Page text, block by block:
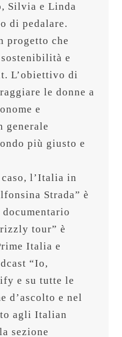
Silvia e Linda
di pedalare.
progetto che
e
L’obiettivo di
le donne a
e
generale
più giusto e
l’Italia in
Strada” è
tour” è
Italia e
“Io,
e su tutte le
d’ascolto e nel
agli Italian
sezione